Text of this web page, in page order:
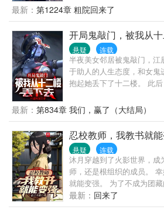
婚女，所有人都等着看笑话
一个神秘主位。 终于集齐
影：钟馗。 前世为了守住
他们恩将仇报。 这一世，带
所有债，都得偿还！ —— 本
加上晋阶形态，共计700种
师、长明灯、胖娃娃。 神
血梅花。 强大如屠夫、武
方式也有700种： 溺死鬼溺
皮嫁衣，穿上就能晋阶花
母。不水剧情；装逼打脸
缘；更无反派无脑骑脸；感
远不超一章；如果这些是你
最新： 第1224章 粗院回来了
开局鬼敲门，被我从
悬疑 连载
半夜美女邻居被鬼敲门，
于助人的人生态度，和女鬼
抱起她丢下了十二楼。 此
业，教育学生鬼。 …… 当恐
屹立，世界陷入无边的黑暗
色苍穹走出，镇压一切！
最新： 第834章 我们，赢了（大结局）
忍校教师，我教书就
悬疑 连载
沐月穿越到了火影世界，
师，还是根组织的成员。
就能变强。 为了不成为团
强实力。 “第一次完成评级
火属性查克拉性质变化精通
最新： 回来了